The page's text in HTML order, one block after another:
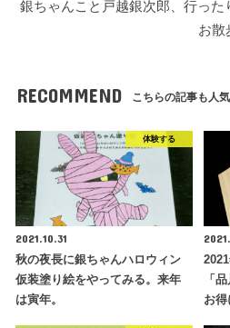
銀ちゃんこと戸越銀次郎、行った
お散
RECOMMEND こちらの記事も人気
体験する
2021.10.31
秋の夜長に銀ちゃんハロウィン
仮装塗り絵をやってみる。来年
は寅年。
「
お